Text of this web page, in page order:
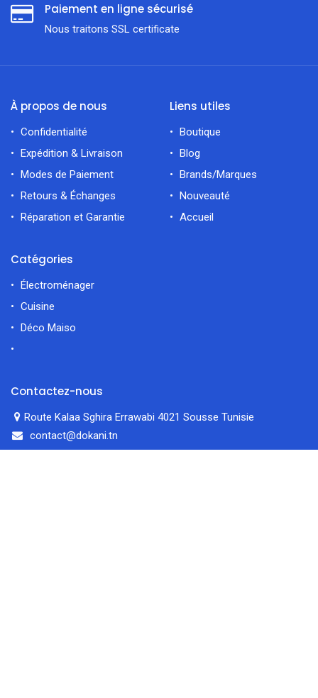
Paiement en ligne sécurisé
Nous traitons SSL сertificate
À propos de nous
Confidentialité
Expédition & Livraison
Modes de Paiement
Retours & Échanges
Réparation et Garantie
Liens utiles
Boutique
Blog
Brands/Marques
Nouveauté
Accueil
Catégories
Électroménager
Cuisine
Déco Maiso
Contactez-nous
Route Kalaa Sghira Errawabi 4021 Sousse Tunisie
contact@dokani.tn